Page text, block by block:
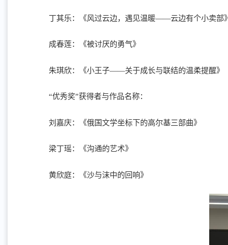
丁其乐：《风过云边，遇见温暖——云边有个小卖部》
成春莲：《被讨厌的勇气》
朱琪欣：《小王子——关于成长与联结的温柔提醒》
“优秀奖”获得者与作品名称：
刘嘉庆：《俄国文学坐标下的高尔基三部曲》
梁丁瑶：《沟通的艺术》
黄欣庭：《沙与沫中的回响》